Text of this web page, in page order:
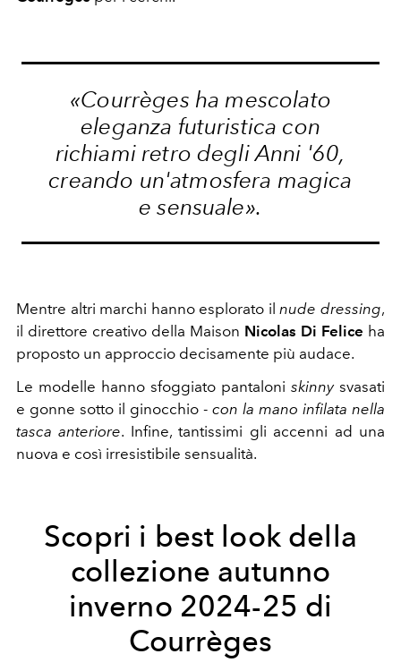
«Courrèges ha mescolato
eleganza futuristica con
richiami retro degli Anni '60,
creando un'atmosfera magica
e sensuale».
Mentre altri marchi hanno esplorato ilnude dressing,
il direttore creativo della Maison Nicolas Di Felice ha
proposto un approccio decisamente più audace.
Le modelle hanno sfoggiato pantaloni skinnysvasati
e gonne sotto il ginocchio - con la mano infilata nella
tasca anteriore. Infine, tantissimi gli accenni ad una
nuova e così irresistibile sensualità.
Scopri i best look della
collezione autunno
inverno 2024-25 di
Courrèges